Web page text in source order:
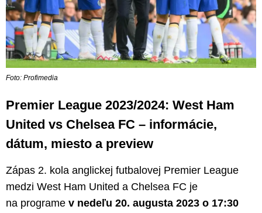
Foto: Profimedia
Premier League 2023/2024: West Ham
United vs Chelsea FC – informácie,
dátum, miesto a preview
Zápas 2. kola anglickej futbalovej Premier League
medzi West Ham United a Chelsea FC je
na programe v nedeľu 20. augusta 2023 o 17:30